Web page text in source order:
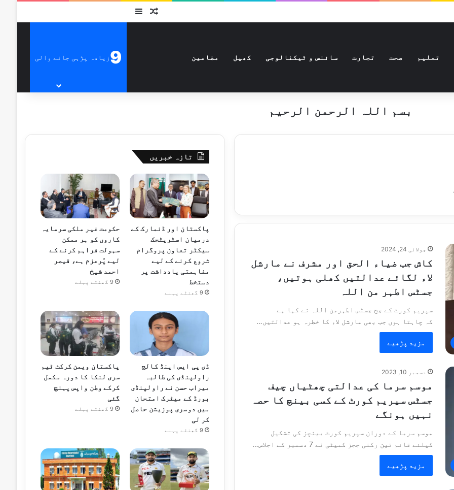
متفرق
تعلیم صحت تجارت سائنس و ٹیکنالوجی کھیل مضامین 9زیادہ پڑہی جانے والی
بسم اللہ الرحمن الرحیم
جولائی 24, 2024
کاش جب ضیاء الحق اور مشرف نے مارشل
لاء لگائے عدالتیں کھلی ہوتیں،
جسٹس اطہر من اللہ
سپریم کورٹ کے جج جسٹس اطہرمن اللہ نے کہا ہے
کہ چاہتا ہوں جب بھی مارشل لاء کا خطرہ ہو عدالتیں…
مزید پڑھیے
دسمبر 10, 2023
موسم سرما کی عدالتی چھٹیاں چیف
جسٹس سپریم کورٹ کے کسی بینچ کا حصہ
نہیں ہونگے
موسم سرما کے دوران سپریم کورٹ بینچز کی تشکیل
کیلئے قائم تین رکنی ججز کمیٹی نے 7 دسمبر کے اجلاس…
مزید پڑھیے
تازہ خبریں
پاکستان اور ڈنمارک کے
درمیان اسٹریٹجک
سیکٹر تعاون پروگرام
شروع کرنے کے لیے
مفاہمتی یادداشت پر
دستخط
9 گھنٹے پہلے
حکومت غیر ملکی سرمایہ
کاروں کو ہر ممکن
سہولت فراہم کرنے کے
لیے پُرعزم ہے، قیصر
احمد شیخ
9 گھنٹے پہلے
ڈی پی ایس اینڈ کالج
راولپنڈی کی طالبہ
میراب حسن نے راولپنڈی
بورڈ کے میٹرک امتحان
میں دوسری پوزیشن حاصل
کر لی
9 گھنٹے پہلے
پاکستان ویمن کرکٹ ٹیم
سری لنکا کا دورہ مکمل
کرکے وطن واپس پہنچ
گئی
9 گھنٹے پہلے